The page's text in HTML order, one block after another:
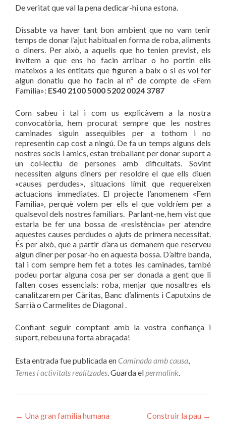
De veritat que val la pena dedicar-hi una estona.
Dissabte va haver tant bon ambient que no vam tenir
temps de donar l’ajut habitual en forma de roba, aliments
o diners. Per això, a aquells que ho tenien previst, els
invitem a que ens ho facin arribar o ho portin ells
mateixos a les entitats que figuren a baix o si es vol fer
algun donatiu que ho facin al nº de compte de «Fem
Familia»: ES40 2100 5000 5202 0024 3787
Com sabeu i tal i com us explicàvem a la nostra
convocatòria, hem procurat sempre que les nostres
caminades siguin assequibles per a tothom i no
representin cap cost a ningú. De fa un temps alguns dels
nostres socis i amics, estan treballant per donar suport a
un col·lectiu de persones amb dificultats. Sovint
necessiten alguns diners per resoldre el que ells diuen
«causes perdudes», situacions límit que requereixen
actuacions immediates. El projecte l’anomenem «Fem
Familia», perquè volem per ells el que voldríem per a
qualsevol dels nostres familiars. Parlant-ne, hem vist que
estaria be fer una bossa de «resistència» per atendre
aquestes causes perdudes o ajuts de primera necessitat.
És per això, que a partir d’ara us demanem que reserveu
algun diner per posar-ho en aquesta bossa. D’altre banda,
tal i com sempre hem fet a totes les caminades, també
podeu portar alguna cosa per ser donada a gent que li
falten coses essencials: roba, menjar que nosaltres els
canalitzarem per Càritas, Banc d’aliments i Caputxins de
Sarrià o Carmelites de Diagonal .
Confiant seguir comptant amb la vostra confiança i
suport, rebeu una forta abraçada!
Esta entrada fue publicada en Caminada amb causa,
Temes i activitats realitzades. Guarda elpermalink.
Navegación
← Una gran família humana Construir la pau →